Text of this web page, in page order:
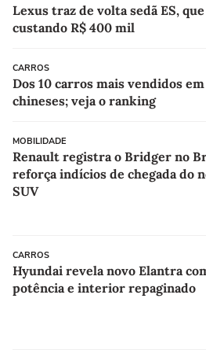
Lexus traz de volta sedã ES,
custando R$ 400 mil
CARROS
Dos 10 carros mais vendidos
chineses; veja o ranking
MOBILIDADE
Renault registra o Bridger no
reforça indícios de chegada do
SUV
CARROS
Hyundai revela novo Elantra
potência e interior repaginado